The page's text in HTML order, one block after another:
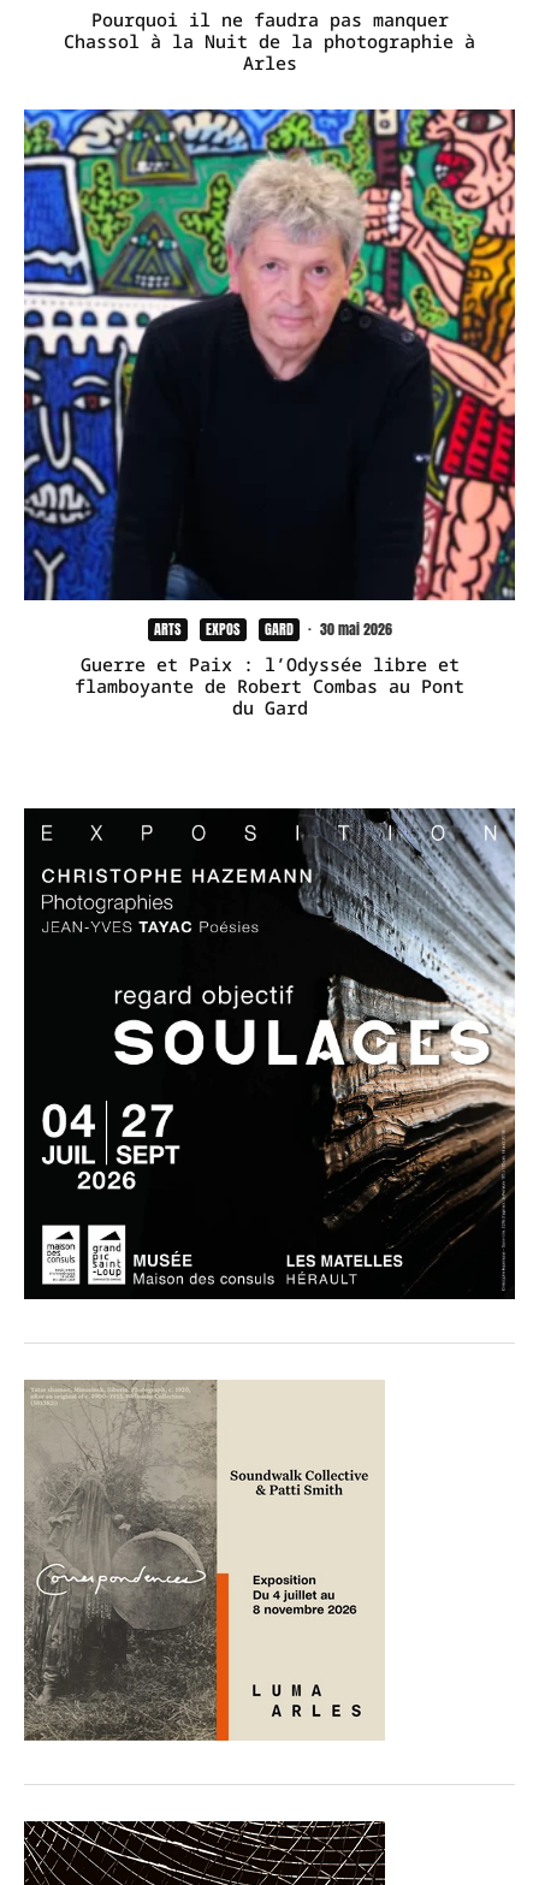
Pourquoi il ne faudra pas manquer
Chassol à la Nuit de la photographie à
Arles
ARTS EXPOS GARD · 30 mai 2026
Guerre et Paix : l’Odyssée libre et
flamboyante de Robert Combas au Pont
du Gard